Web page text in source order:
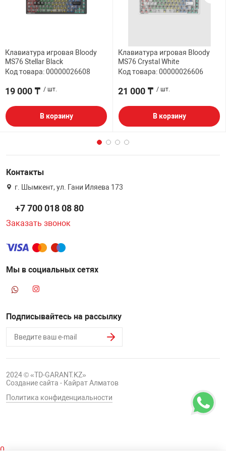
Клавиатура игровая Bloody
MS76 Stellar Black
Код товара: 00000026608
19 000 ₸ / шт.
В корзину
Клавиатура игровая Bloody
MS76 Crystal White
Код товара: 00000026606
21 000 ₸ / шт.
В корзину
Контакты
г. Шымкент, ул. Гани Иляева 173
+7 700 018 08 80
Заказать звонок
Мы в социальных сетях
Подписывайтесь на рассылку
2024 © «TD-GARANT.KZ»
Создание сайта - Кайрат Алматов
Политика конфиденциальности
0